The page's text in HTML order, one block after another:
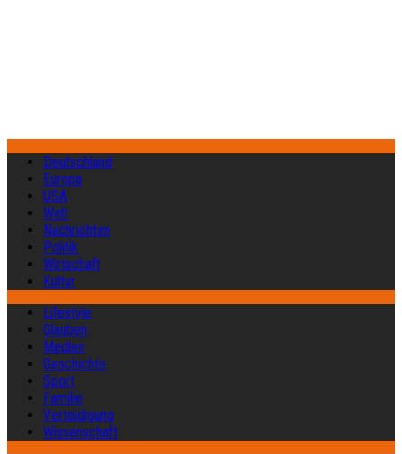
Deutschland
Europa
USA
Welt
Nachrichten
Politik
Wirtschaft
Kultur
Lifestyle
Glauben
Medien
Geschichte
Sport
Familie
Verteidigung
Wissenschaft